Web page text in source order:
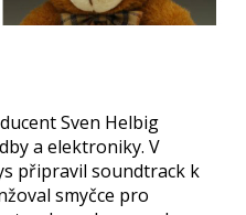
Sven Helbig
a elektroniky. V
připravil soundtrack k
smyčce pro